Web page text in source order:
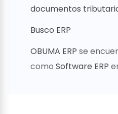
documentos
Busco ERP
OBUMA ERP se
como Software ERP